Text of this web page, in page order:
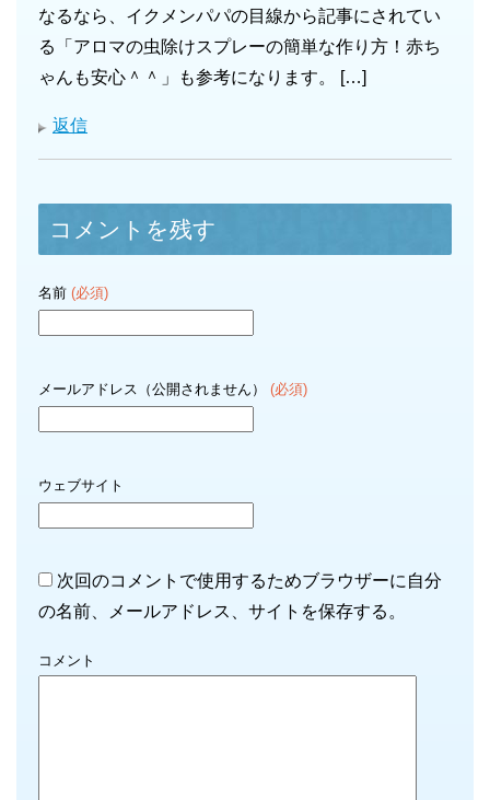
なるなら、イクメンパパの目線から記事にされてい
る「アロマの虫除けスプレーの簡単な作り方！赤ち
ゃんも安心＾＾」も参考になります。 […]
返信
コメントを残す
名前 (必須)
メールアドレス（公開されません） (必須)
ウェブサイト
次回のコメントで使用するためブラウザーに自分
の名前、メールアドレス、サイトを保存する。
コメント